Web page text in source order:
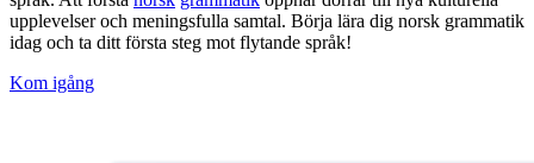
upplevelser och meningsfulla samtal. Börja lära dig norsk grammatik
idag och ta ditt första steg mot flytande språk!
Kom igång